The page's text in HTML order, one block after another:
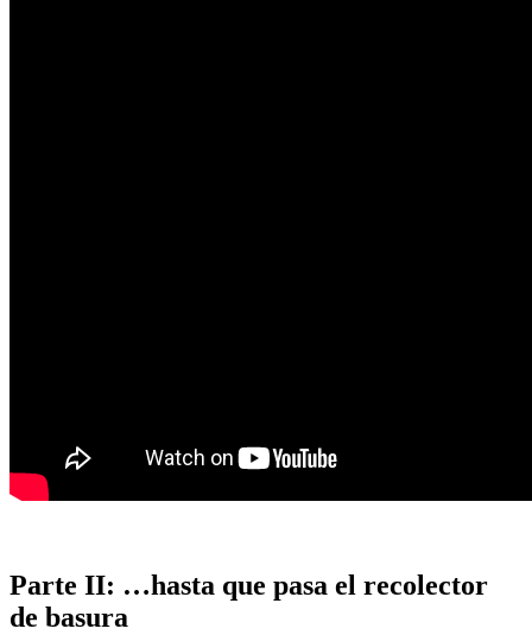
Parte II: …hasta que pasa el recolector
de basura